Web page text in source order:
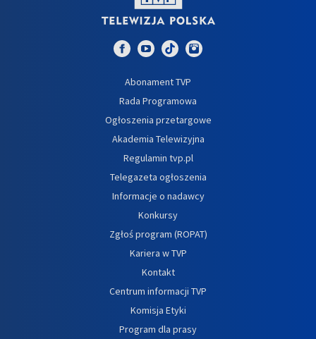
Abonament TVP
Rada Programowa
Ogłoszenia przetargowe
Akademia Telewizyjna
Regulamin tvp.pl
Telegazeta ogłoszenia
Informacje o nadawcy
Konkursy
Zgłoś program (ROPAT)
Kariera w TVP
Kontakt
Centrum informacji TVP
Komisja Etyki
Program dla prasy